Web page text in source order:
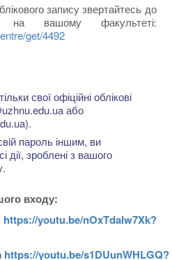
запису звертайтесь до
на вашому факультеті:
get/4492
свої офіційні облікові
або
пароль іншим, ви
дії, зроблені з вашого
входу:
https://youtu.be/nOxTdalw7Xk?
https://youtu.be/s1DUunWHLGQ?